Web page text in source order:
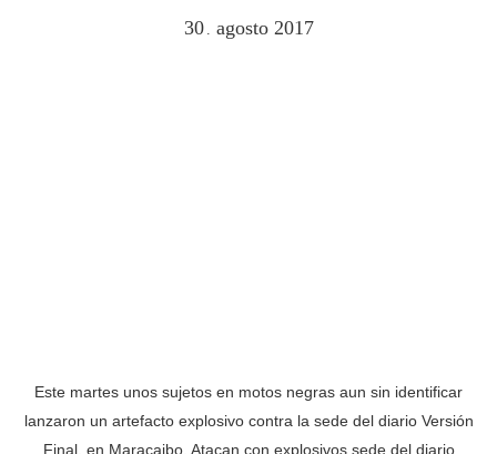
30 . agosto 2017
Este martes unos sujetos en motos negras aun sin identificar
lanzaron un artefacto explosivo contra la sede del diario Versión
Final, en Maracaibo. Atacan con explosivos sede del diario